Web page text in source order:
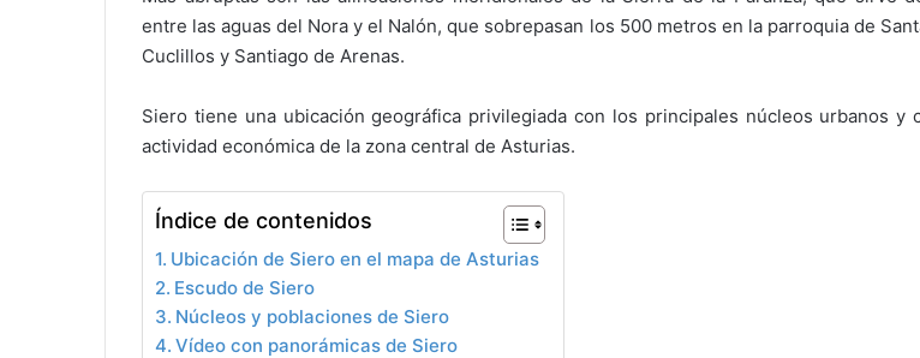
entre las aguas del Nora y el Nalón, que sobrepasan los 500 metros en la parroquia de
Cuclillos y Santiago de Arenas.
Siero tiene una ubicación geográfica privilegiada con los principales núcleos urbanos y
actividad económica de la zona central de Asturias.
Índice de contenidos
Ubicación de Siero en el mapa de Asturias
Escudo de Siero
Núcleos y poblaciones de Siero
Vídeo con panorámicas de Siero